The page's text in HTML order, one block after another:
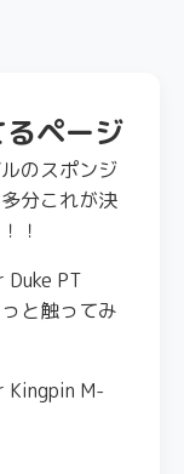
ページ
のスポンジ
分これが決
！
Duke PT
と触ってみ
Kingpin M-